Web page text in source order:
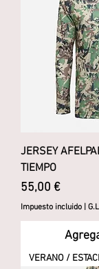
JERSEY
TIEMPO
Precio
55,00 €
Impuesto incluido